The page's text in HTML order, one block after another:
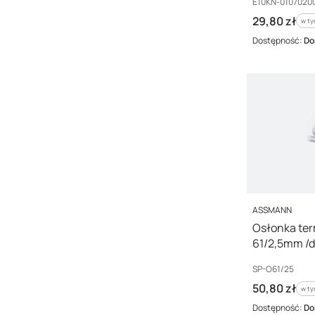
Cena brutto
29,80 zł w
w
Dostępność:
PRODUCENT
ASSMANN
Osłonka
61/2,5mm /
Kod producenta
SP-O61/25
Cena brutto
50,80 zł w
w
Dostępność: